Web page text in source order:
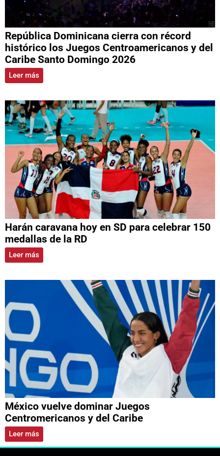
República Dominicana cierra con récord
histórico los Juegos Centroamericanos y del
Caribe Santo Domingo 2026
Leer más
Harán caravana hoy en SD para celebrar 150
medallas de la RD
Leer más
México vuelve dominar Juegos
Centromericanos y del Caribe
Leer más